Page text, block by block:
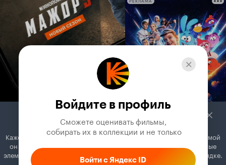
социологом. Это уже плохо вяжется друг с
другом. Ну и про кубаноидов-зачем этому
уделено столько экранного времени? Я молчу
о том, что это не смешно. Все краски и цвета в
фильме выкручены на какой-то адский
максимум, режет глаз, музыка плоха, режет
подружка эзотерик. Она хоть и
клишированная, но не раздражает и к ней не
вопросов. В финале от приторности,
слащавости, декларативности подступает
РЕКЛАМА
Войдите в профиль
Сможете оценивать фильмы,
собирать их в коллекции и не только
Войти с Яндекс ID
Кажется, вы используете блокировщик рекламы. Вместе с рекламой
он может отключать постеры, папки с фильмами и другие важные
элементы. Добавьте Кинопоиск в исключения, и всё будет в порядке.